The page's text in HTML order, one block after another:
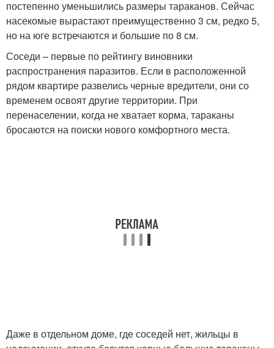
постепенно уменьшились размеры тараканов. Сейчас
насекомые вырастают преимущественно 3 см, редко 5,
но на юге встречаются и большие по 8 см.
Соседи – первые по рейтингу виновники
распространения паразитов. Если в расположенной
рядом квартире развелись черные вредители, они со
временем освоят другие территории. При
перенаселении, когда не хватает корма, тараканы
бросаются на поиски нового комфортного места.
Даже в отдельном доме, где соседей нет, жильцы в